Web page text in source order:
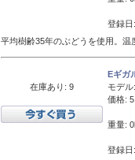
登録
平均樹齢35年のぶどうを使用。
在庫あり: 9
Eギガ
モデル:
価格:
重量:
登録